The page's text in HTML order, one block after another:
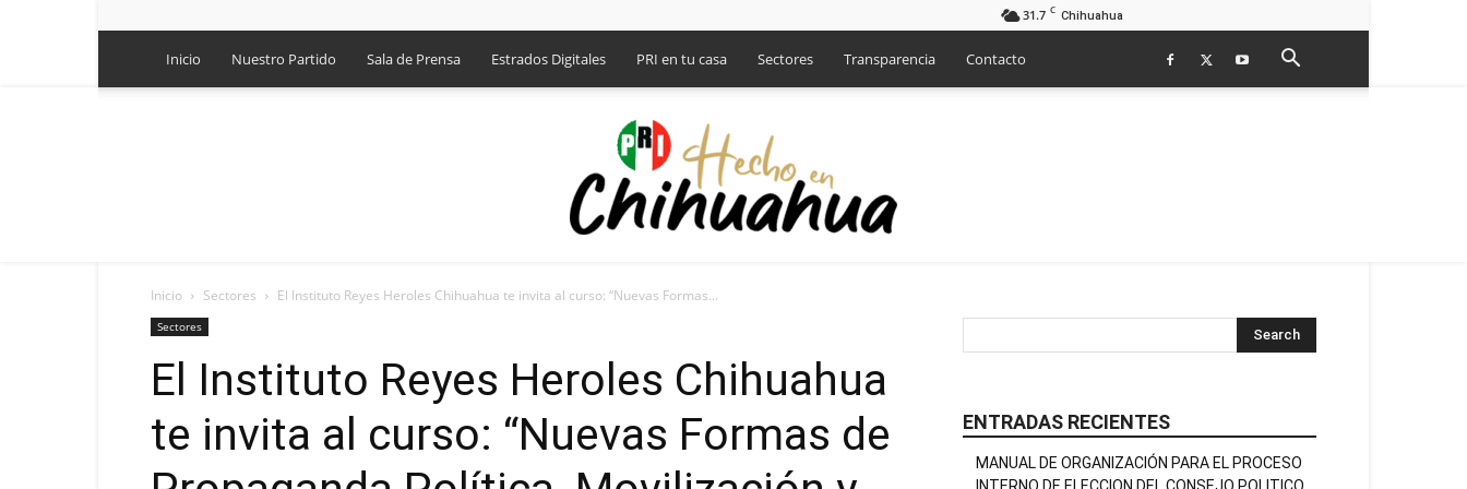
31.7 C Chihuahua
Inicio Nuestro Partido Sala de Prensa Estrados Digitales PRI en tu casa Sectores Transparencia Contacto
Inicio Sectores El Instituto Reyes Heroles Chihuahua te invita al curso: “Nuevas Formas...
Sectores
El Instituto Reyes Heroles Chihuahua
te invita al curso: “Nuevas Formas de
ENTRADAS RECIENTES
MANUAL DE ORGANIZACIÓN PARA EL PROCESO